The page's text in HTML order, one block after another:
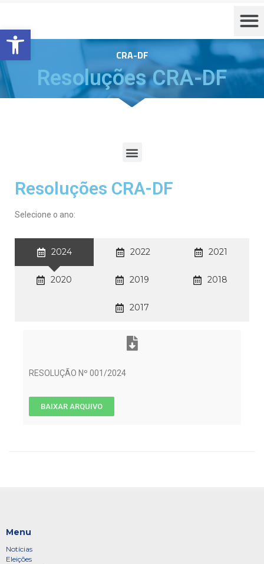
Barra de Ferramentas Aberta
CRA-DF
Resoluções CRA-DF
Resoluções CRA-DF
Selecione o ano:
2024 2022 2021
2020 2019 2018
2017
RESOLUÇÃO Nº 001/2024
BAIXAR ARQUIVO
Menu
Notícias
Eleições